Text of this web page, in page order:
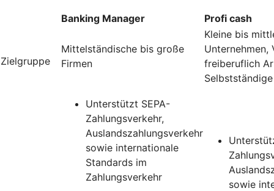
Banking Manager Profi cash
Zielgruppe
Mittelständische bis große
Firmen
Kleine bis
Unternehmen,
freiberuflich
Selbstständige
Unterstützt SEPA-
Zahlungsverkehr,
Auslandszahlungsverkehr
sowie internationale
Standards im
Zahlungsverkehr
sowie